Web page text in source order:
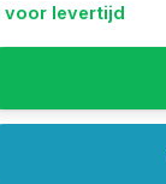
voor levertijd